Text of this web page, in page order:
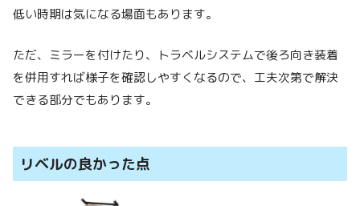
低い時期は気になる場面もあります。
ただ、ミラーを付けたり、トラベルシステムで後ろ向き装着
を併用すれば様子を確認しやすくなるので、工夫次第で解決
できる部分でもあります。
リベルの良かった点